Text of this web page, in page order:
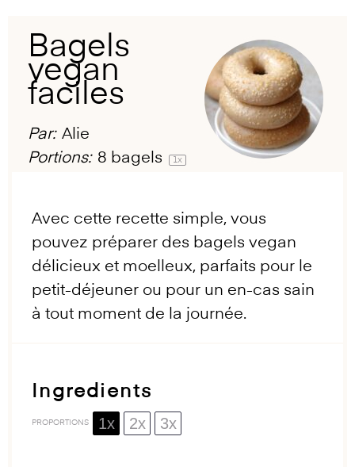
Bagels
vegan
faciles
Par: Alie
Portions: 8 bagels 1x
Avec cette recette simple, vous
pouvez préparer des bagels vegan
délicieux et moelleux, parfaits pour le
petit-déjeuner ou pour un en-cas sain
à tout moment de la journée.
Ingredients
PROPORTIONS 1x 2x 3x